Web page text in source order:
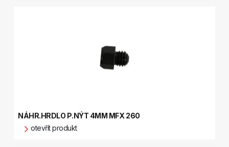
NÁHR.HRDLO P.NÝT 4MM MFX 260
otevřít produkt